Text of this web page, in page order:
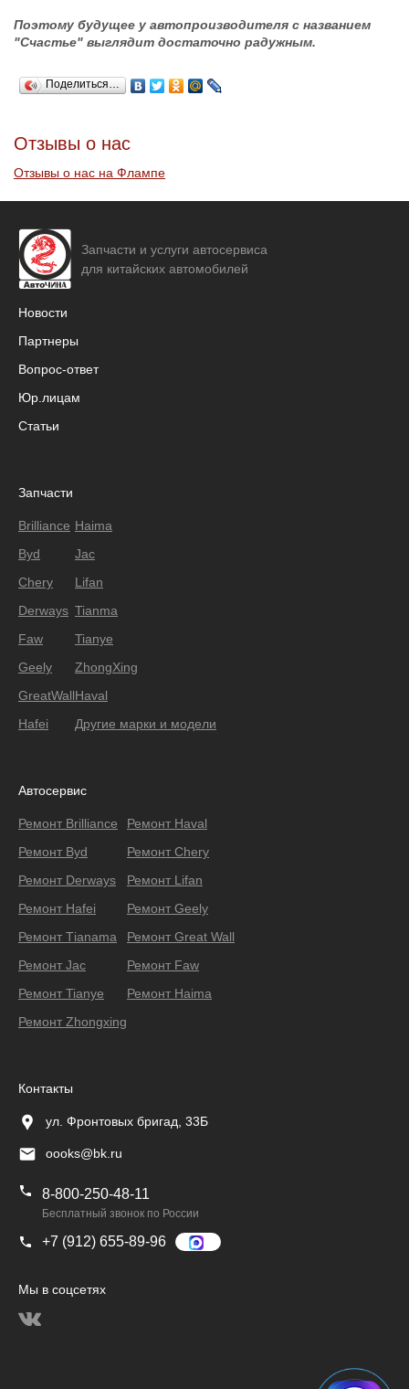
Поэтому будущее у автопроизводителя с названием
"Счастье" выглядит достаточно радужным.
Поделиться…
Отзывы о нас
Отзывы о нас на Флампе
Запчасти и услуги автосервиса
для китайских автомобилей
Новости
Партнеры
Вопрос-ответ
Юр.лицам
Статьи
Запчасти
Brilliance
Byd
Chery
Derways
Faw
Geely
GreatWall
Hafei
Haima
Jac
Lifan
Tianma
Tianye
ZhongXing
Haval
Другие марки и модели
Автосервис
Ремонт Brilliance
Ремонт Byd
Ремонт Derways
Ремонт Hafei
Ремонт Тianama
Ремонт Jac
Ремонт Tianye
Ремонт Zhongxing
Ремонт Haval
Ремонт Chery
Ремонт Lifan
Ремонт Geely
Ремонт Great Wall
Ремонт Faw
Ремонт Haima
Контакты
ул. Фронтовых бригад, 33Б
oooks@bk.ru
8-800-250-48-11
Бесплатный звонок по России
+7 (912) 655-89-96
Мы в соцсетях